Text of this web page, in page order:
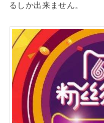
るしか出来ません。